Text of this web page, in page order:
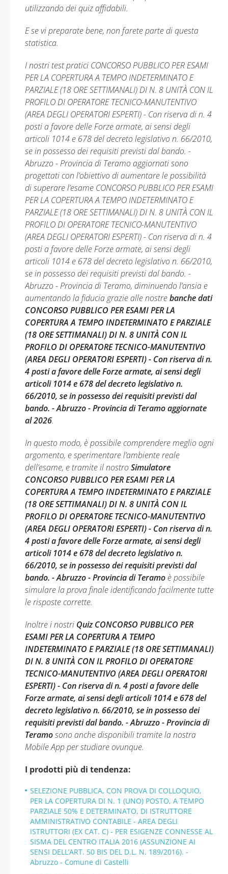
utilizzando dei quiz affidabili.
E se vi preparate bene, non farete parte di questa
statistica.
I nostri test pratici CONCORSO PUBBLICO PER ESAMI
PER LA COPERTURA A TEMPO INDETERMINATO E
PARZIALE (18 ORE SETTIMANALI) DI N. 8 UNITÀ CON IL
PROFILO DI OPERATORE TECNICO-MANUTENTIVO
(AREA DEGLI OPERATORI ESPERTI) - Con riserva di n. 4
posti a favore delle Forze armate, ai sensi degli
articoli 1014 e 678 del decreto legislativo n. 66/2010,
se in possesso dei requisiti previsti dal bando. -
Abruzzo - Provincia di Teramo aggiornati sono
progettati con l’obiettivo di aumentare le possibilità
di superare l’esame CONCORSO PUBBLICO PER ESAMI
PER LA COPERTURA A TEMPO INDETERMINATO E
PARZIALE (18 ORE SETTIMANALI) DI N. 8 UNITÀ CON IL
PROFILO DI OPERATORE TECNICO-MANUTENTIVO
(AREA DEGLI OPERATORI ESPERTI) - Con riserva di n. 4
posti a favore delle Forze armate, ai sensi degli
articoli 1014 e 678 del decreto legislativo n. 66/2010,
se in possesso dei requisiti previsti dal bando. -
Abruzzo - Provincia di Teramo, diminuendo l’ansia e
aumentando la fiducia grazie alle nostrebanche dati
CONCORSO PUBBLICO PER ESAMI PER LA
COPERTURA A TEMPO INDETERMINATO E PARZIALE
(18 ORE SETTIMANALI) DI N. 8 UNITÀ CON IL
PROFILO DI OPERATORE TECNICO-MANUTENTIVO
(AREA DEGLI OPERATORI ESPERTI) - Con riserva di n.
4 posti a favore delle Forze armate, ai sensi degli
articoli 1014 e 678 del decreto legislativo n.
66/2010, se in possesso dei requisiti previsti dal
bando. - Abruzzo - Provincia di Teramo aggiornate
al 2026.
In questo modo, è possibile comprendere meglio ogni
argomento, e sperimentare l’ambiente reale
dell’esame, e tramite il nostroSimulatore
CONCORSO PUBBLICO PER ESAMI PER LA
COPERTURA A TEMPO INDETERMINATO E PARZIALE
(18 ORE SETTIMANALI) DI N. 8 UNITÀ CON IL
PROFILO DI OPERATORE TECNICO-MANUTENTIVO
(AREA DEGLI OPERATORI ESPERTI) - Con riserva di n.
4 posti a favore delle Forze armate, ai sensi degli
articoli 1014 e 678 del decreto legislativo n.
66/2010, se in possesso dei requisiti previsti dal
bando. - Abruzzo - Provincia di Teramo è possibile
simulare la prova finale identificando facilmente tutte
le risposte corrette.
Inoltre i nostri Quiz CONCORSO PUBBLICO PER
ESAMI PER LA COPERTURA A TEMPO
INDETERMINATO E PARZIALE (18 ORE SETTIMANALI)
DI N. 8 UNITÀ CON IL PROFILO DI OPERATORE
TECNICO-MANUTENTIVO (AREA DEGLI OPERATORI
ESPERTI) - Con riserva di n. 4 posti a favore delle
Forze armate, ai sensi degli articoli 1014 e 678 del
decreto legislativo n. 66/2010, se in possesso dei
requisiti previsti dal bando. - Abruzzo - Provincia di
Teramosono anche disponibili tramite la nostra
Mobile App per studiare ovunque.
I prodotti più di tendenza:
SELEZIONE PUBBLICA, CON PROVA DI COLLOQUIO,
PER LA COPERTURA DI N. 1 (UNO) POSTO, A TEMPO
PARZIALE 50% E DETERMINATO, DI ISTRUTTORE
AMMINISTRATIVO CONTABILE - AREA DEGLI
ISTRUTTORI (EX CAT. C) - PER ESIGENZE CONNESSE AL
SISMA DEL CENTRO ITALIA 2016 (ASSUNZIONE AI
SENSI DELL’ART. 50 BIS DEL D.L. N. 189/2016). -
Abruzzo - Comune di Castelli